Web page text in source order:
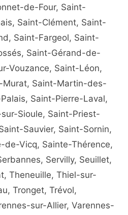
de-Four, Saint-
Saint-Clément, Saint-
Saint-Fargeol, Saint-
Saint-Gérand-de-
Vouzance, Saint-Léon,
Murat, Saint-Martin-des-
Saint-Pierre-Laval,
Sioule, Saint-Priest-
Sauvier, Saint-Sornin,
de-Vicq, Sainte-Thérence,
Servilly, Seuillet,
Theneuille, Thiel-sur-
Tronget, Trévol,
sur-Allier, Varennes-